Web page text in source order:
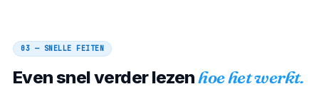
03 — SNELLE FEITEN
Even snel verder lezenhoe het werkt.